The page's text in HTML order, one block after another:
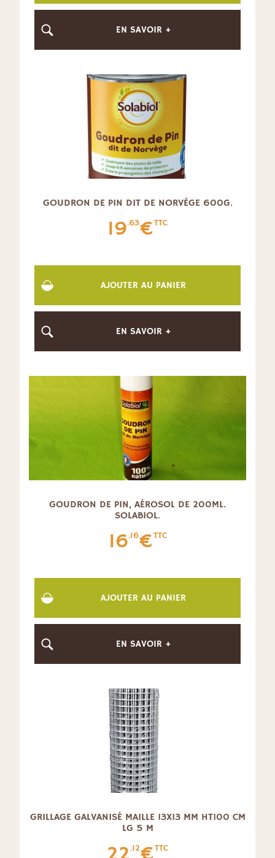
EN SAVOIR +
GOUDRON DE PIN DIT DE NORVÈGE 600G.
19.63€TTC
AJOUTER AU PANIER
EN SAVOIR +
GOUDRON DE PIN, AÉROSOL DE 200ML.
SOLABIOL.
16.16€TTC
AJOUTER AU PANIER
EN SAVOIR +
GRILLAGE GALVANISÉ MAILLE 13X13 MM HT100 CM
LG 5 M
.12 TTC